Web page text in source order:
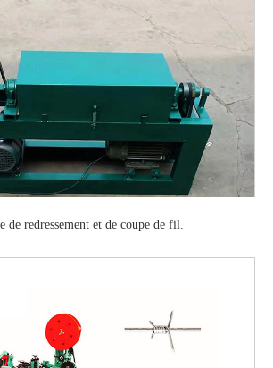
de redressement et de coupe de fil.